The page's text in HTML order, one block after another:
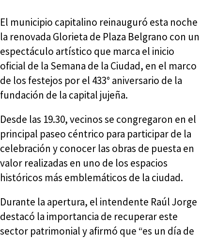
El municipio capitalino reinauguró esta noche
la renovada Glorieta de Plaza Belgrano con un
espectáculo artístico que marca el inicio
oficial de la Semana de la Ciudad, en el marco
de los festejos por el 433° aniversario de la
fundación de la capital jujeña.
Desde las 19.30, vecinos se congregaron en el
principal paseo céntrico para participar de la
celebración y conocer las obras de puesta en
valor realizadas en uno de los espacios
históricos más emblemáticos de la ciudad.
Durante la apertura, el intendente Raúl Jorge
destacó la importancia de recuperar este
sector patrimonial y afirmó que “es un día de